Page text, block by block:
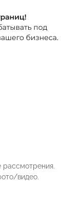
рассмотрения.
видео.